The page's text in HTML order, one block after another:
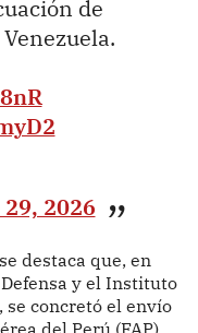
de
2026
destaca que, en
y el Instituto
se concretó el envío
del Perú (FAP)